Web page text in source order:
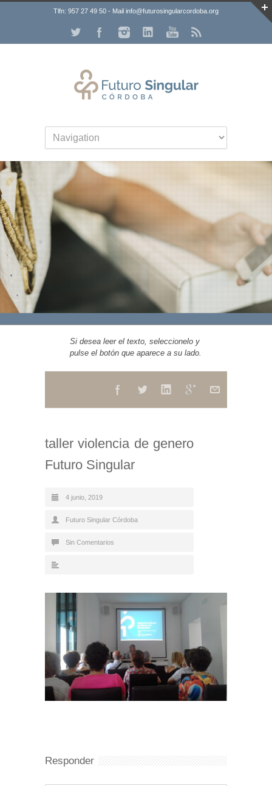
Tlfn: 957 27 49 50 - Mail info@futurosingularcordoba.org
Si desea leer el texto, seleccionelo y
pulse el botón que aparece a su lado.
taller violencia de genero
Futuro Singular
4 junio, 2019
Futuro Singular Córdoba
Sin Comentarios
Responder